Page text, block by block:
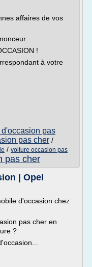
affaires de vos
!
à votre
pas
pas cher /
/ voiture occasion pas
pas cher
| Opel
d'occasion chez
pas cher en
?